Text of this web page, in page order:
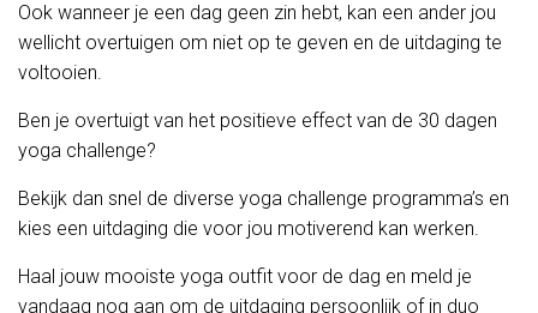
Ook wanneer je een dag geen zin hebt, kan een ander jou
wellicht overtuigen om niet op te geven en de uitdaging te
voltooien.
Ben je overtuigt van het positieve effect van de 30 dagen
yoga challenge?
Bekijk dan snel de diverse yoga challenge programma’s en
kies een uitdaging die voor jou motiverend kan werken.
Haal jouw mooiste yoga outfit voor de dag en meld je
vandaag nog aan om de uitdaging persoonlijk of in duo